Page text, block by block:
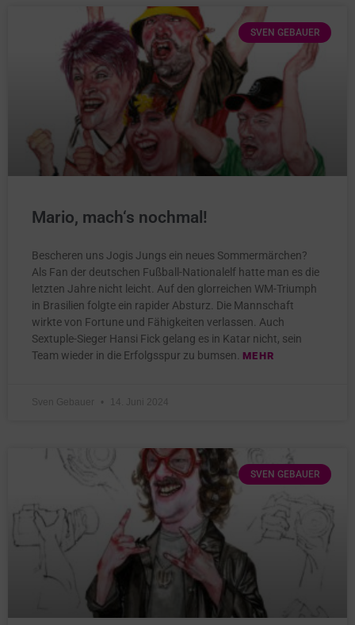
SVEN GEBAUER
Mario, mach‘s nochmal!
Bescheren uns Jogis Jungs ein neues Sommermärchen?
Als Fan der deutschen Fußball-Nationalelf hatte man es die
letzten Jahre nicht leicht. Auf den glorreichen WM-Triumph
in Brasilien folgte ein rapider Absturz. Die Mannschaft
wirkte von Fortune und Fähigkeiten verlassen. Auch
Sextuple-Sieger Hansi Fick gelang es in Katar nicht, sein
Team wieder in die Erfolgsspur zu bumsen. MEHR
Sven Gebauer 14. Juni 2024
SVEN GEBAUER